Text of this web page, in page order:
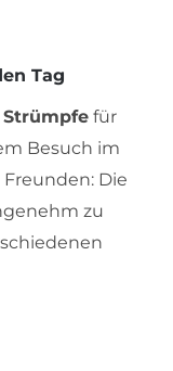
Tag
für
Besuch im
Die
zu